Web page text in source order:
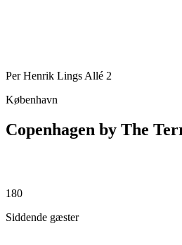
Per Henrik Lings Allé 2
København
Copenhagen by The
180
Siddende gæster